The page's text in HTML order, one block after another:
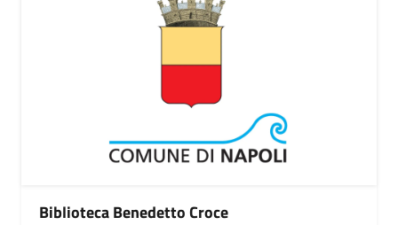
Biblioteca Benedetto Croce